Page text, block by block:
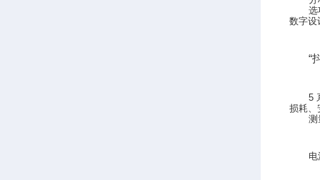
选
数字设
“
5
损耗、
测